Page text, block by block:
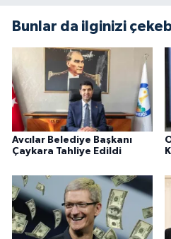
Bunlar da ilginizi
Avcılar Belediye Başkanı
Çaykara Tahliye Edildi